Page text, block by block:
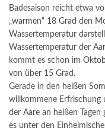
Badesaison reicht etwa
„warmen“ 18 Grad den
Wassertemperatur
Wassertemperatur der
kommt es schon im
von über 15 Grad.
Gerade in den heißen
willkommene Erfrischung
der Aare an heißen
es unter den